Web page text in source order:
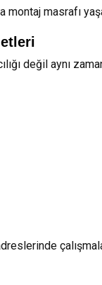
masrafı
değil aynı